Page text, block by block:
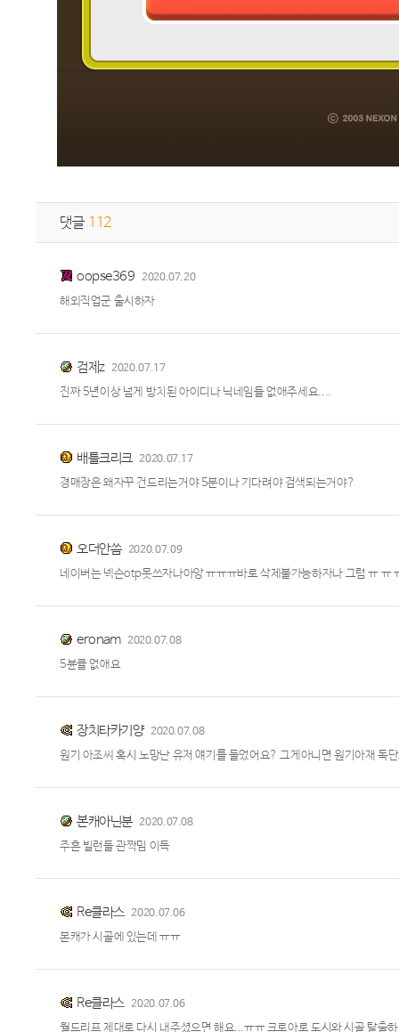
댓글 112
oopse369 2020.07.20
해외직업군 출시하자
검제z 2020.07.17
진짜 5년이상 넘게 방치된 아이디나 닉네임들 없애주세요....
배틀크리크 2020.07.17
경매장은 왜자꾸 건드리는거야 5분이나 기다려야 검색되는거야?
오더안씀 2020.07.09
네이버는 넥슨otp못쓰자나아앙 ㅠㅠㅠ바로 삭제불가능하자나 그럼 ㅠ ㅠ
eronam 2020.07.08
5뷴큘 없애요
장치타카기양 2020.07.08
원기 아조씨 혹시 노망난 유저 얘기를 들었어요? 그게아니면 원기아재 독
본캐아닌분 2020.07.08
주흔 빌런들 관짝밈 이득
Re클라스 2020.07.06
본캐가 시골에 있는데 ㅠㅠ
Re클라스 2020.07.06
월드리프 제대로 다시 내주셨으면 해요...ㅠㅠ 크로아로 도시와 시골 탈출